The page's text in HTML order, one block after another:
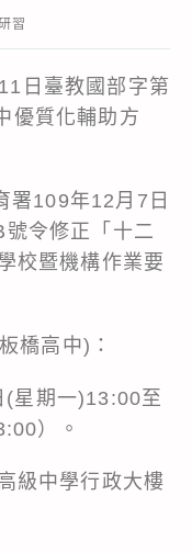
習
日臺教國部字第
優質化輔助方
署109年12月7日
令修正「十二
校暨機構作業要
橋高中)：
(星期一)13:00至
）。
級中學行政大樓